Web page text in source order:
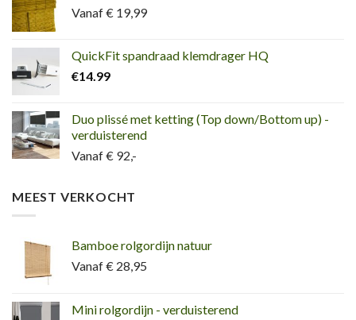
Vanaf € 19,99
QuickFit spandraad klemdrager HQ
€14.99
Duo plissé met ketting (Top down/Bottom up) -
verduisterend
Vanaf € 92,-
MEEST VERKOCHT
Bamboe rolgordijn natuur
Vanaf € 28,95
Mini rolgordijn - verduisterend